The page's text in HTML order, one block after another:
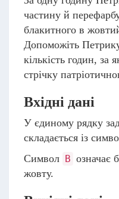
частину й
блакитного в
Допоможіть
кількість годин, за
стрічку
Вхідні дані
У єдиному рядку
складається із
Символ B означає
жовту.